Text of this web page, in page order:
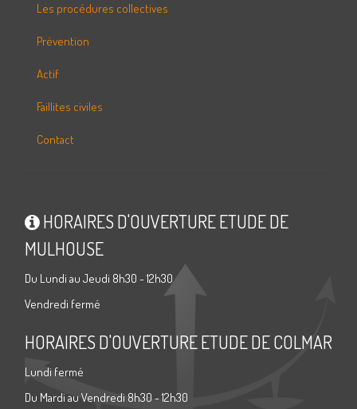
Les procédures collectives
Prévention
Actif
Faillites civiles
Contact
HORAIRES D'OUVERTURE ETUDE DE
MULHOUSE
Du Lundi au Jeudi 8h30 - 12h30
Vendredi fermé
HORAIRES D'OUVERTURE ETUDE DE COLMAR
Lundi fermé
Du Mardi au Vendredi 8h30 - 12h30